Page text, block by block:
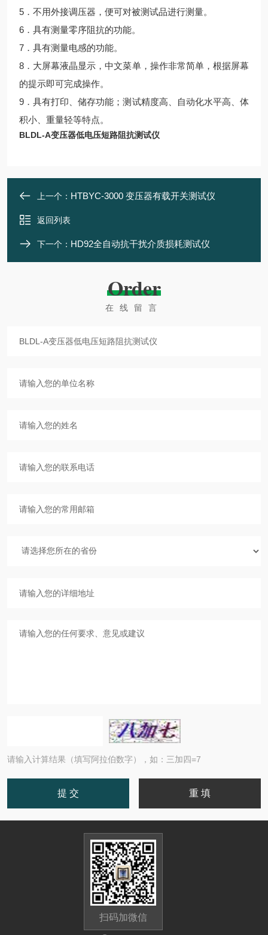
5．不用外接调压器，便可对被测试品进行测量。
6．具有测量零序阻抗的功能。
7．具有测量电感的功能。
8．大屏幕液晶显示，中文菜单，操作非常简单，根据屏幕
的提示即可完成操作。
9．具有打印、储存功能；测试精度高、自动化水平高、体
积小、重量轻等特点。
BLDL-A变压器低电压短路阻抗测试仪
上一个： HTBYC-3000 变压器有载开关测试仪
返回列表
下一个： HD92全自动抗干扰介质损耗测试仪
Order
在线留言
请输入计算结果（填写阿拉伯数字），如：三加四=7
扫码加微信